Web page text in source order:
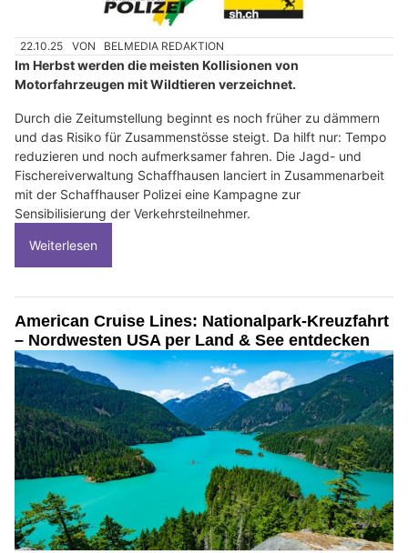
22.10.25 VON BELMEDIA REDAKTION
Im Herbst werden die meisten Kollisionen von
Motorfahrzeugen mit Wildtieren verzeichnet.
Durch die Zeitumstellung beginnt es noch früher zu dämmern
und das Risiko für Zusammenstösse steigt. Da hilft nur: Tempo
reduzieren und noch aufmerksamer fahren. Die Jagd- und
Fischereiverwaltung Schaffhausen lanciert in Zusammenarbeit
mit der Schaffhauser Polizei eine Kampagne zur
Sensibilisierung der Verkehrsteilnehmer.
Weiterlesen
American Cruise Lines: Nationalpark-Kreuzfahrt
– Nordwesten USA per Land & See entdecken